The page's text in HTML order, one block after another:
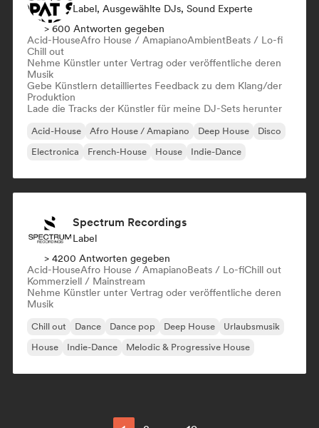
Label, Ausgewählte DJs, Sound Experte
> 600 Antworten gegeben
Acid-HouseAfro House / AmapianoAmbientBeats / Lo-fi
Chill out
Nehme Künstler unter Vertrag oder veröffentliche deren
Musik
Gebe Künstlern detailliertes Feedback zu dem Klang/der
Produktion
Lade die Tracks der Künstler für meine DJ-Sets herunter
Acid-House Afro House / Amapiano Deep House
Disco
Electronica
French-House House Indie-Dance
Spectrum Recordings
Label
> 4200 Antworten gegeben
Acid-HouseAfro House / AmapianoBeats / Lo-fiChill out
Kommerziell / Mainstream
Nehme Künstler unter Vertrag oder veröffentliche deren
Musik
Chill out Dance Dance pop Deep House
Urlaubsmusik
House
Indie-Dance Melodic & Progressive House